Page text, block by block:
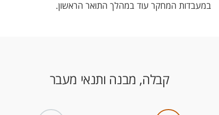
במעבדות המחקר עוד במהלך התואר הראשון.
קבלה, מבנה ותנאי מעבר